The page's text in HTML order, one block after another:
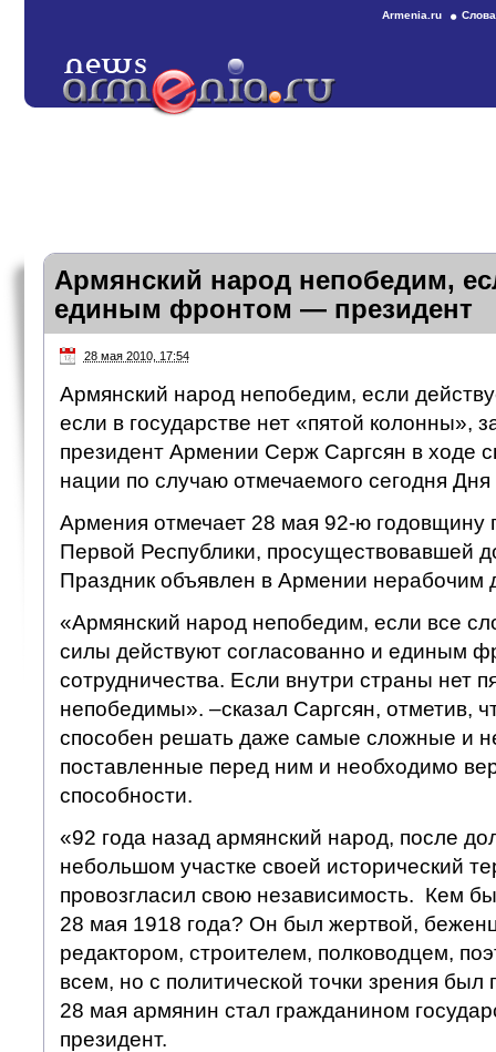
Armenia.ru
Армянский народ непобедим,
единым фронтом — президент
28 мая 2010, 17:54
Армянский народ непобедим, если
если в государстве нет «пятой колонны»,
президент Армении Серж Саргсян в ходе
нации по случаю отмечаемого сегодня
Армения отмечает 28 мая 92-ю годовщину
Первой Республики, просуществовавшей
Праздник объявлен в Армении нерабочим
«Армянский народ непобедим, если все
силы действуют согласованно и единым
сотрудничества. Если внутри страны нет
непобедимы». –сказал Саргсян, отметив,
способен решать даже самые сложные и
поставленные перед ним и необходимо
способности.
«92 года назад армянский народ, после
небольшом участке своей исторический
провозгласил свою независимость. Кем
28 мая 1918 года? Он был жертвой,
редактором, строителем, полководцем,
всем, но с политической точки зрения был
28 мая армянин стал гражданином
президент.